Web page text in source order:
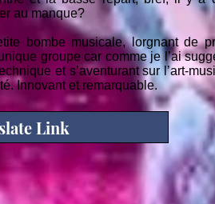
au manque?
bombe musicale, lorgnant de
groupe car comme je l’ai
et s’aventurant sur l’art-
Innovant et remarquable.
Link